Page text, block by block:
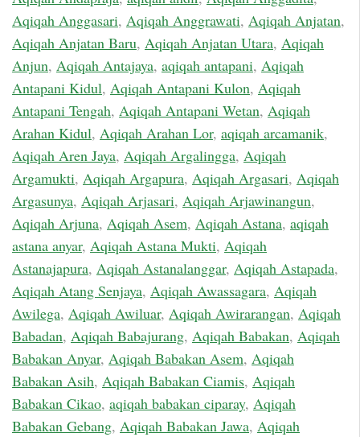
Aqiqah Anggasari, Aqiqah Anggrawati, Aqiqah Anjatan,
Aqiqah Anjatan Baru, Aqiqah Anjatan Utara, Aqiqah
Anjun, Aqiqah Antajaya, aqiqah antapani, Aqiqah
Antapani Kidul, Aqiqah Antapani Kulon, Aqiqah
Antapani Tengah, Aqiqah Antapani Wetan, Aqiqah
Arahan Kidul, Aqiqah Arahan Lor, aqiqah arcamanik,
Aqiqah Aren Jaya, Aqiqah Argalingga, Aqiqah
Argamukti, Aqiqah Argapura, Aqiqah Argasari, Aqiqah
Argasunya, Aqiqah Arjasari, Aqiqah Arjawinangun,
Aqiqah Arjuna, Aqiqah Asem, Aqiqah Astana, aqiqah
astana anyar, Aqiqah Astana Mukti, Aqiqah
Astanajapura, Aqiqah Astanalanggar, Aqiqah Astapada,
Aqiqah Atang Senjaya, Aqiqah Awassagara, Aqiqah
Awilega, Aqiqah Awiluar, Aqiqah Awirarangan, Aqiqah
Babadan, Aqiqah Babajurang, Aqiqah Babakan, Aqiqah
Babakan Anyar, Aqiqah Babakan Asem, Aqiqah
Babakan Asih, Aqiqah Babakan Ciamis, Aqiqah
Babakan Cikao, aqiqah babakan ciparay, Aqiqah
Babakan Gebang, Aqiqah Babakan Jawa, Aqiqah